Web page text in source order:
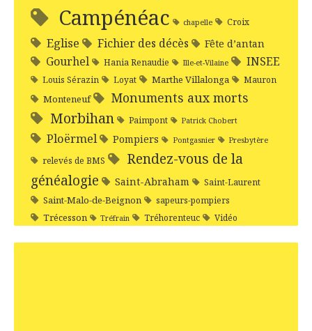
Campénéac chapelle Croix
Eglise Fichier des décès Fête d’antan
Gourhel Hania Renaudie Ille-et-Vilaine INSEE
Louis Sérazin Loyat Marthe Villalonga Mauron
Monteneuf Monuments aux morts
Morbihan Paimpont Patrick Chobert
Ploërmel Pompiers Pontgasnier Presbytère
relevés de BMS
Rendez-vous de la
généalogie
Saint-Abraham Saint-Laurent
Saint-Malo-de-Beignon sapeurs-pompiers
Trécesson Tréfrain Tréhorenteuc Vidéo